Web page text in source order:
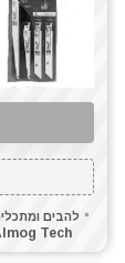
מברגת
מברגת
מברגת
מגרזת
מטען
מטר
להבים
Tech